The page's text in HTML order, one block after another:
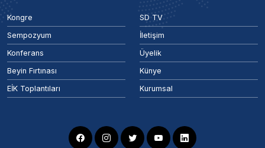
Kongre
Sempozyum
Konferans
Beyin Fırtınası
EİK Toplantıları
SD TV
İletişim
Üyelik
Künye
Kurumsal